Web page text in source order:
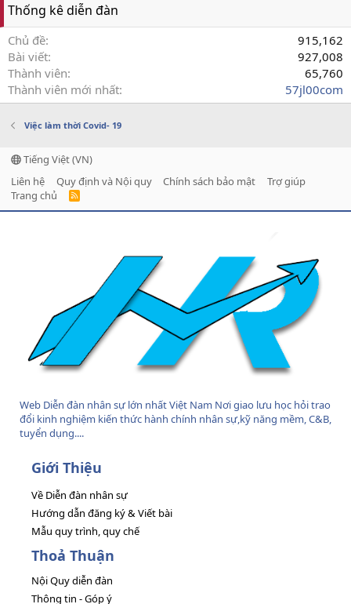
Thống kê diễn đàn
Chủ đề
915,162
Bài viết
927,008
Thành viên
65,760
Thành viên mới nhất
57jl00com
Việc làm thời Covid- 19
Tiếng Việt (VN)
Liên hệ
Quy định và Nội quy Chính sách bảo mật
Trợ giúp
Trang chủ
R
Web Diễn đàn nhân sự lớn nhất Việt Nam Nơi giao lưu học hỏi trao
đổi kinh nghiệm kiến thức hành chính nhân sự,kỹ năng mềm, C&B,
tuyển dụng....
Giới Thiệu
Về Diễn đàn nhân sự
Hướng dẫn đăng ký & Viết bài
Mẫu quy trình, quy chế
Thoả Thuận
Nội Quy diễn đàn
Thông tin - Góp ý